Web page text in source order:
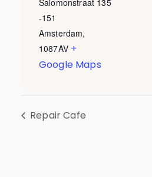
Salomonstraat 135
-151
Amsterdam,
1087AV +
Google Maps
Repair Cafe